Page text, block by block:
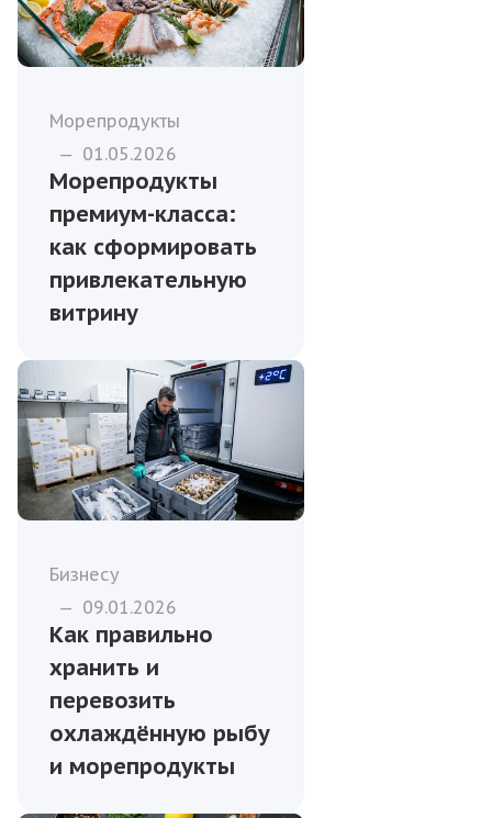
Морепродукты
— 01.05.2026
Морепродукты
премиум-класса:
как сформировать
привлекательную
витрину
Бизнесу
— 09.01.2026
Как правильно
хранить и
перевозить
охлаждённую рыбу
и морепродукты